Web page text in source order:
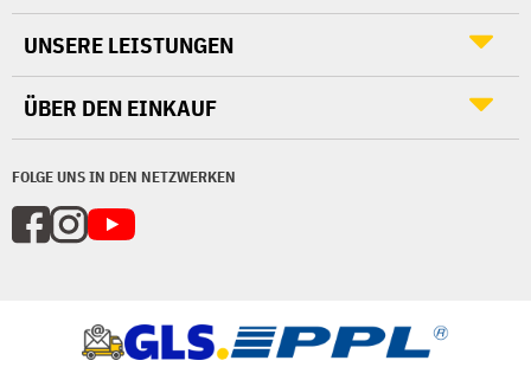
FOLGE UNS IN DEN NETZWERKEN
UNSERE LEISTUNGEN
ÜBER DEN EINKAUF